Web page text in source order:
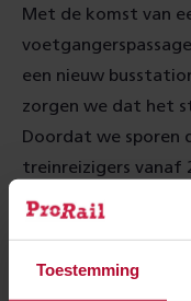
Toestemming
Met de komst van
een nieuw
zorgen we dat het
Doordat we sporen
treinreizigers vanaf
bijvoorbeeld
behoudt zijn